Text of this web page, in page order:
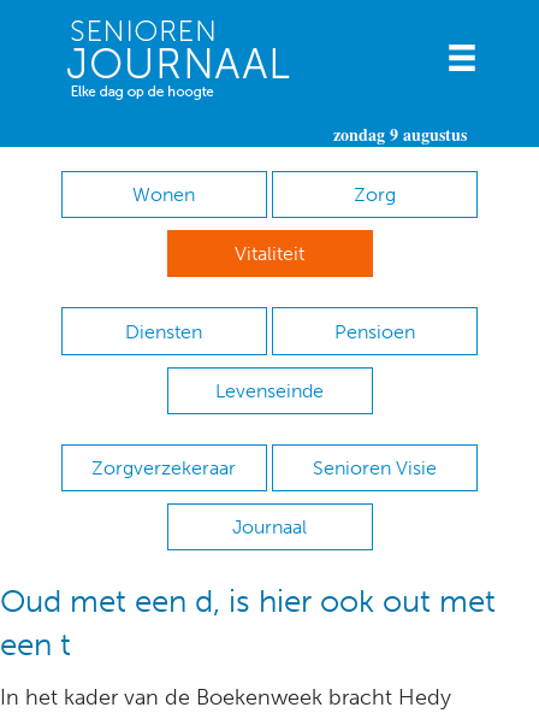
zondag 9 augustus
Wonen Zorg
Vitaliteit
Diensten Pensioen
Levenseinde
Zorgverzekeraar Senioren Visie
Journaal
Oud met een d, is hier ook out met
een t
In het kader van de Boekenweek bracht Hedy